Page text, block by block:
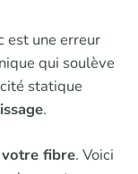
est une erreur
qui soulève
statique
.
fibre. Voici